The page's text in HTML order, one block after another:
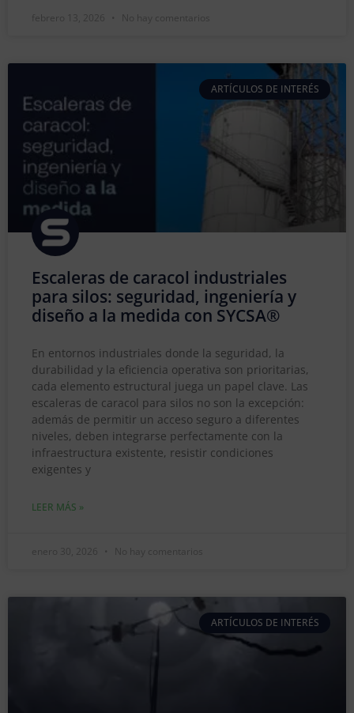
febrero 13, 2026 No hay comentarios
ARTÍCULOS DE INTERÉS
Escaleras de caracol industriales
para silos: seguridad, ingeniería y
diseño a la medida con SYCSA®
En entornos industriales donde la seguridad, la
durabilidad y la eficiencia operativa son prioritarias,
cada elemento estructural juega un papel clave. Las
escaleras de caracol para silos no son la excepción:
además de permitir un acceso seguro a diferentes
niveles, deben integrarse perfectamente con la
infraestructura existente, resistir condiciones
exigentes y
LEER MÁS »
enero 30, 2026 No hay comentarios
ARTÍCULOS DE INTERÉS